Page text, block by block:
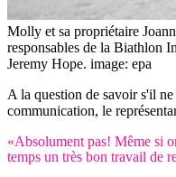
Molly et sa propriétaire
responsables de la Biathlon
Jeremy Hope. image: epa
A la question de savoir s'il
communication, le
«Absolument pas! Même si
temps un très bon travail de